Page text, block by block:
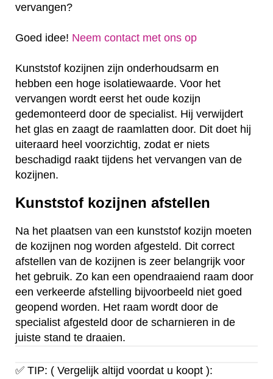
vervangen?
Goed idee! Neem contact met ons op
Kunststof kozijnen zijn onderhoudsarm en
hebben een hoge isolatiewaarde. Voor het
vervangen wordt eerst het oude kozijn
gedemonteerd door de specialist. Hij verwijdert
het glas en zaagt de raamlatten door. Dit doet hij
uiteraard heel voorzichtig, zodat er niets
beschadigd raakt tijdens het vervangen van de
kozijnen.
Kunststof kozijnen afstellen
Na het plaatsen van een kunststof kozijn moeten
de kozijnen nog worden afgesteld. Dit correct
afstellen van de kozijnen is zeer belangrijk voor
het gebruik. Zo kan een opendraaiend raam door
een verkeerde afstelling bijvoorbeeld niet goed
geopend worden. Het raam wordt door de
specialist afgesteld door de scharnieren in de
juiste stand te draaien.
✅ TIP: ( Vergelijk altijd voordat u koopt ):